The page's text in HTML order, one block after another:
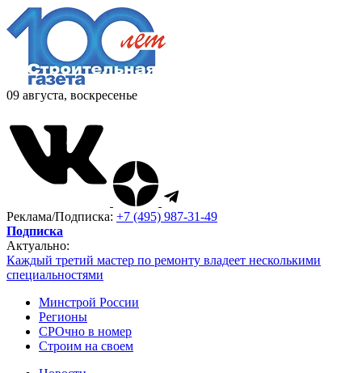
09 августа, воскресенье
Реклама/Подписка: +7 (495) 987-31-49
Подписка
Актуально:
Каждый третий мастер по ремонту владеет несколькими
специальностями
Минстрой России
Регионы
СРОчно в номер
Строим на своем